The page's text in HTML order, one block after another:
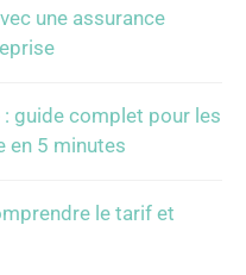
une assurance
guide complet pour les
en 5 minutes
le tarif et